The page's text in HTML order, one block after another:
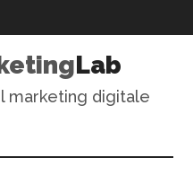
Lab
marketing digitale